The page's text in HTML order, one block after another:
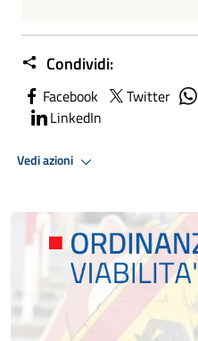
Condividi:
Facebook Twitter
LinkedIn
Vedi azioni